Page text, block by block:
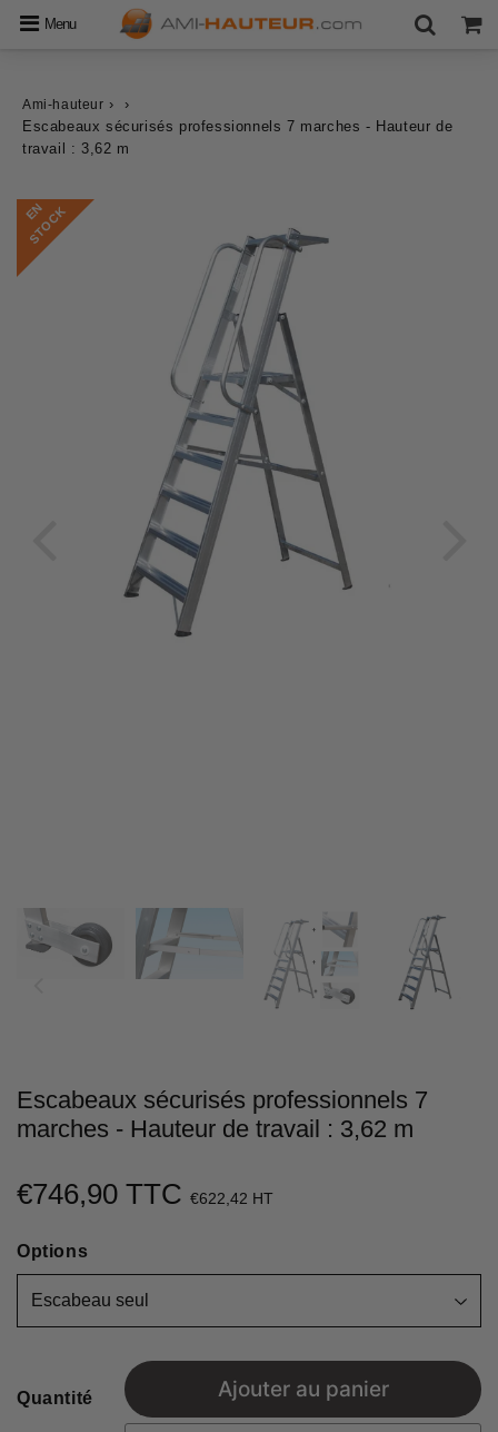
Menu
Ami-hauteur ›
›
Escabeaux sécurisés professionnels 7 marches - Hauteur de
travail : 3,62 m
E
N
S
T
O
C
K
Escabeaux sécurisés professionnels 7
marches - Hauteur de travail : 3,62 m
€746,90 TTC €622,42 HT
price
Options
Quantité Ajouter au panier